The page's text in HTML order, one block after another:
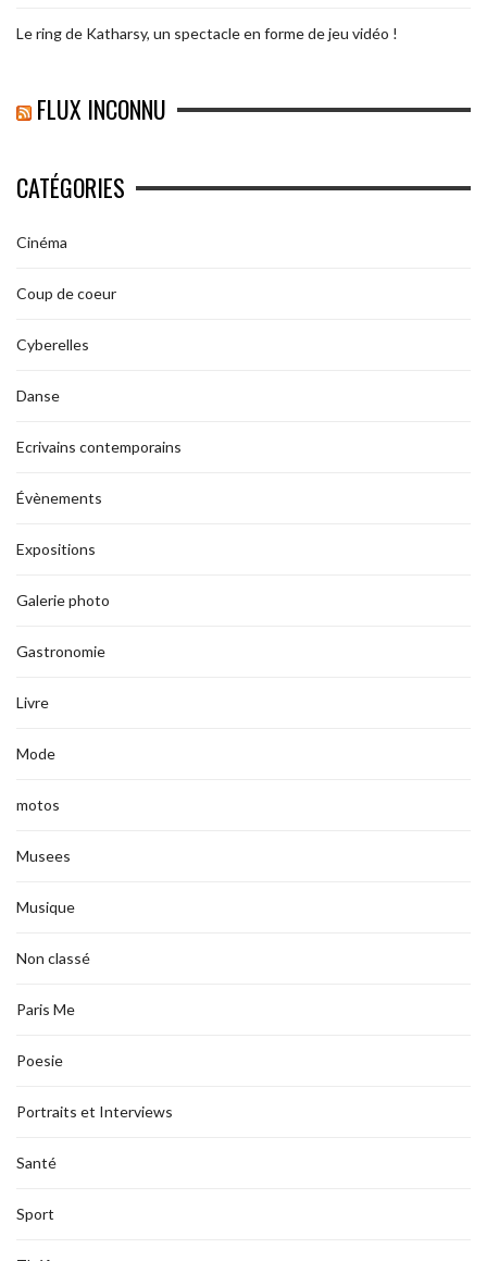
Le ring de Katharsy, un spectacle en forme de jeu vidéo !
FLUX INCONNU
CATÉGORIES
Cinéma
Coup de coeur
Cyberelles
Danse
Ecrivains contemporains
Évènements
Expositions
Galerie photo
Gastronomie
Livre
Mode
motos
Musees
Musique
Non classé
Paris Me
Poesie
Portraits et Interviews
Santé
Sport